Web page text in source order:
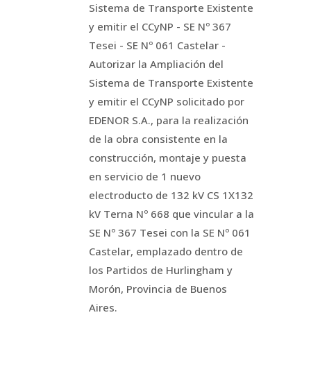
Sistema de Transporte Existente
y emitir el CCyNP - SE Nº 367
Tesei - SE Nº 061 Castelar -
Autorizar la Ampliación del
Sistema de Transporte Existente
y emitir el CCyNP solicitado por
EDENOR S.A., para la realización
de la obra consistente en la
construcción, montaje y puesta
en servicio de 1 nuevo
electroducto de 132 kV CS 1X132
kV Terna Nº 668 que vincular a la
SE Nº 367 Tesei con la SE Nº 061
Castelar, emplazado dentro de
los Partidos de Hurlingham y
Morón, Provincia de Buenos
Aires.